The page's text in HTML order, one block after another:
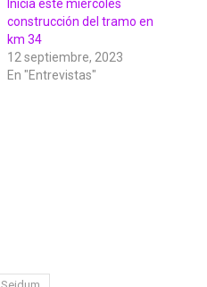
Inicia este miércoles
construcción del tramo en
km 34
12 septiembre, 2023
En "Entrevistas"